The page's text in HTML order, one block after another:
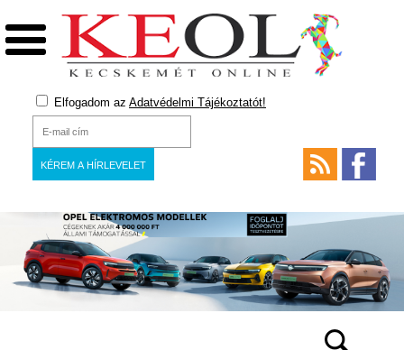
Elfogadom az Adatvédelmi Tájékoztatót!